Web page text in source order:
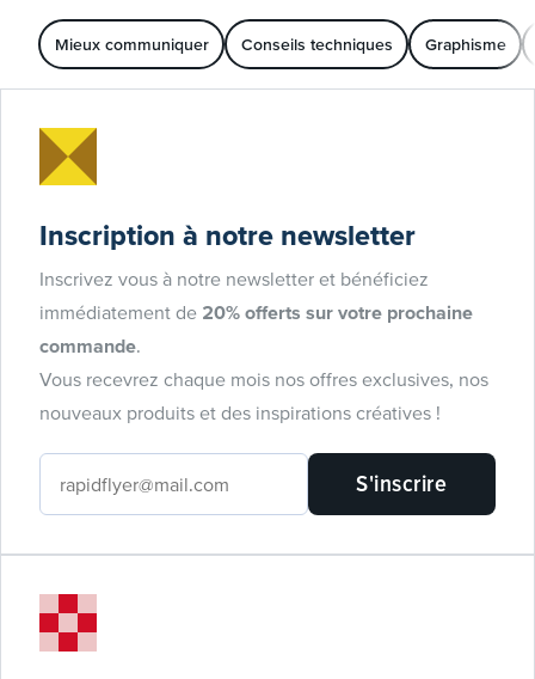
Mieux communiquer Conseils techniques Graphisme
Inscription à notre newsletter
Inscrivez vous à notre newsletter et bénéficiez
immédiatement de 20% offerts sur votre prochaine
commande.
Vous recevrez chaque mois nos offres exclusives, nos
nouveaux produits et des inspirations créatives !
S'inscrire